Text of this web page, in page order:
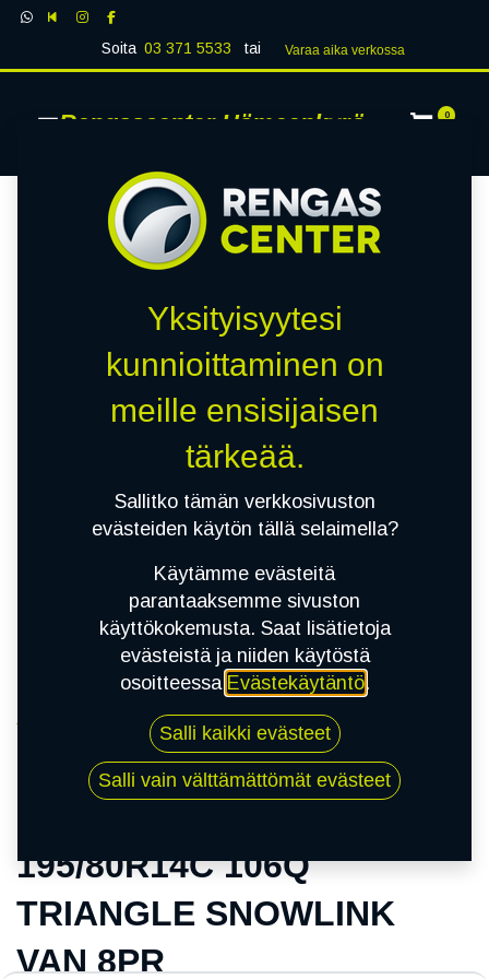
Soita 03 371 5533 tai Varaa aika verk​​​​ossa
Rengascenter Hämeenkyrö 0
195/80R14C 106Q TRIANGLE SNOWLINK VAN
195/80R14C 106Q
TRIANGLE SNOWLINK
VAN 8PR
Yksityisyytesi
kunnioittaminen on
meille ensisijaisen
tärkeää.
Sallitko tämän verkkosivuston
evästeiden käytön tällä selaimella?
Käytämme evästeitä
parantaaksemme sivuston
käyttökokemusta. Saat lisätietoja
evästeistä ja niiden käytöstä
osoitteessa Evästekäytäntö.
Salli kaikki evästeet
Salli vain välttämättömät evästeet